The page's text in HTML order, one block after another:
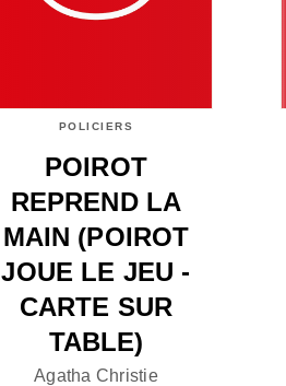
POLICIERS
POIROT
REPREND LA
MAIN (POIROT
JOUE LE JEU -
CARTE SUR
TABLE)
Agatha Christie